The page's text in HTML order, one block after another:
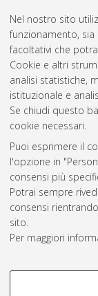
Nel nostro sito
funzionamento,
facoltativi che
Cookie e altri
analisi statistiche,
istituzionale e
Se chiudi questo
cookie necessari.
Puoi esprimere il
l'opzione in
consensi più
Potrai sempre
consensi
sito.
Per maggiori
COOKIE DI
Atom
Rss 1.0
Rss 2.0
AMS Laurea
Impostazioni
Informativa